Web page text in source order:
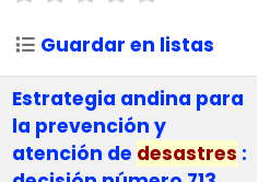
Guardar en listas
Estrategia andina para
la prevención y
atención de desastres :